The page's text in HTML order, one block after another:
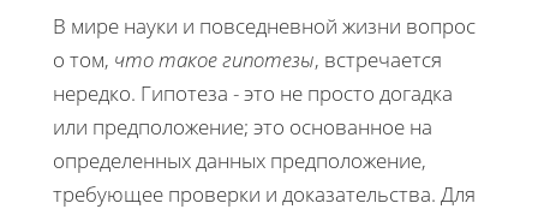
В мире науки и повседневной жизни вопрос
о том, что такое гипотезы, встречается
нередко. Гипотеза - это не просто догадка
или предположение; это основанное на
определенных данных предположение,
требующее проверки и доказательства. Для